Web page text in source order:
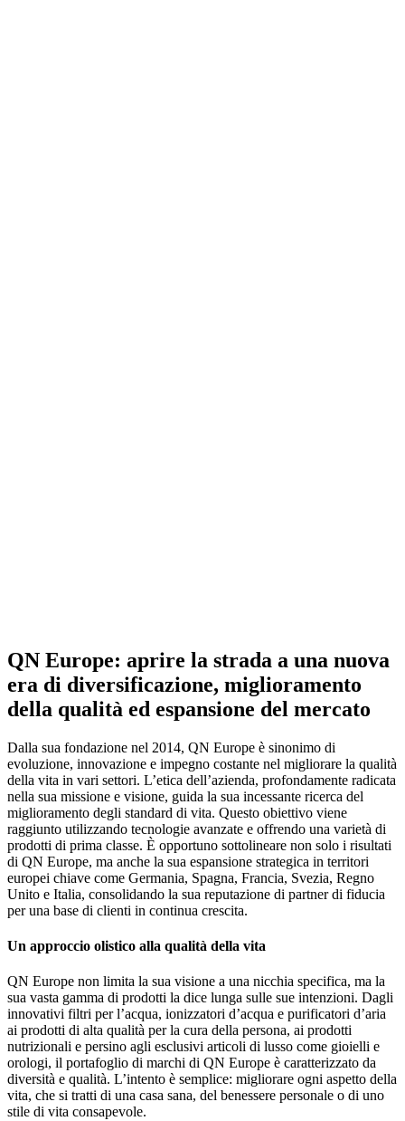
QN Europe: aprire la strada a una nuova
era di diversificazione, miglioramento
della qualità ed espansione del mercato
Dalla sua fondazione nel 2014, QN Europe è sinonimo di
evoluzione, innovazione e impegno costante nel migliorare la qualità
della vita in vari settori. L’etica dell’azienda, profondamente radicata
nella sua missione e visione, guida la sua incessante ricerca del
miglioramento degli standard di vita. Questo obiettivo viene
raggiunto utilizzando tecnologie avanzate e offrendo una varietà di
prodotti di prima classe. È opportuno sottolineare non solo i risultati
di QN Europe, ma anche la sua espansione strategica in territori
europei chiave come Germania, Spagna, Francia, Svezia, Regno
Unito e Italia, consolidando la sua reputazione di partner di fiducia
per una base di clienti in continua crescita.
Un approccio olistico alla qualità della vita
QN Europe non limita la sua visione a una nicchia specifica, ma la
sua vasta gamma di prodotti la dice lunga sulle sue intenzioni. Dagli
innovativi filtri per l’acqua, ionizzatori d’acqua e purificatori d’aria
ai prodotti di alta qualità per la cura della persona, ai prodotti
nutrizionali e persino agli esclusivi articoli di lusso come gioielli e
orologi, il portafoglio di marchi di QN Europe è caratterizzato da
diversità e qualità. L’intento è semplice: migliorare ogni aspetto della
vita, che si tratti di una casa sana, del benessere personale o di uno
stile di vita consapevole.